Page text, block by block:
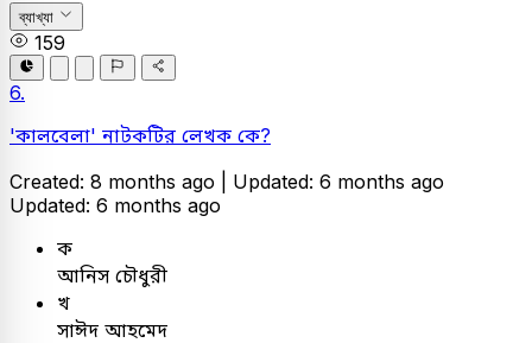
ব্যাখ্যা
159
6.
'কালবেলা' নাটকটির লেখক কে?
Created: 8 months ago | Updated: 6 months ago
Updated: 6 months ago
ক
আনিস চৌধুরী
খ
সাঈদ আহমেদ